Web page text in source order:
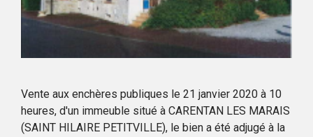
Vente aux enchères publiques le 21 janvier 2020 à 10
heures, d'un immeuble situé à CARENTAN LES MARAIS
(SAINT HILAIRE PETITVILLE), le bien a été adjugé à la